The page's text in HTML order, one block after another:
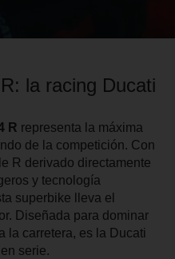
la racing Ducati
R representa la máxima
de la competición. Con
R derivado directamente
y tecnología
superbike lleva el
Diseñada para dominar
la carretera, es la Ducati
serie.